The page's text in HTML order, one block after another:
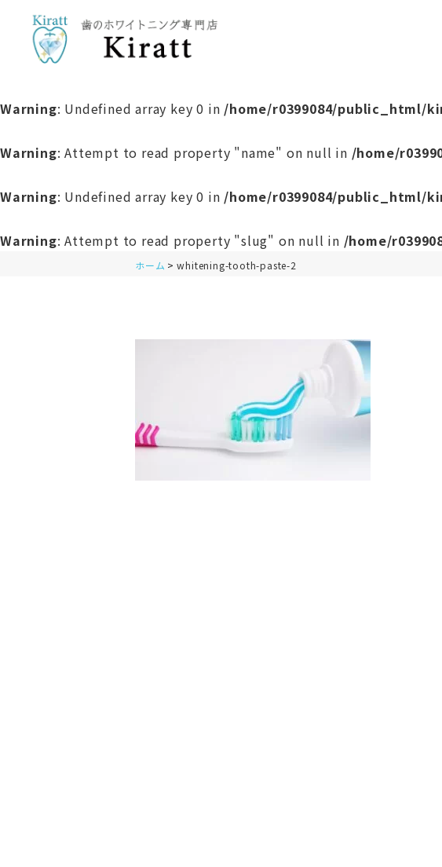
Warning: Undefined array key 0 in /home/r0399084/public_html/
Warning: Attempt to read property "name" on null in /home/
Warning: Undefined array key 0 in /home/r0399084/public_html/
Warning: Attempt to read property "slug" on null in /home/
ホーム whitening-tooth-paste-2